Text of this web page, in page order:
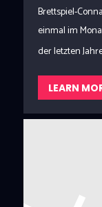
Brettspiel-
einmal im
der letzten
LEARN